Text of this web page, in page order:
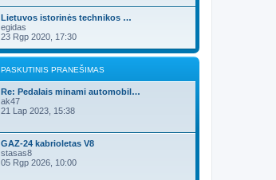
Lietuvos istorinės technikos …
egidas
23 Rgp 2020, 17:30
PASKUTINIS PRANEŠIMAS
Re: Pedalais minami automobil…
ak47
21 Lap 2023, 15:38
GAZ-24 kabrioletas V8
stasas8
05 Rgp 2026, 10:00